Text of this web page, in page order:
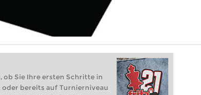
Sie Ihre ersten Schritte in
oder bereits auf Turnierniveau